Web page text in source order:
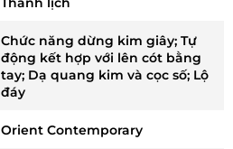
Chức năng dừng kim giây; Tự
động kết hợp với lên cót bằng
tay; Dạ quang kim và cọc số; Lộ
đáy
Orient Contemporary